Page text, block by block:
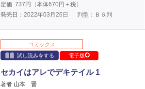
定価 737 円（本体670円＋税）
発売日：2022年03月26日
判型：Ｂ６判
コミックス
試し読みをする
電子版
セカイはアレでデキテイル 1
著者 山本 晋